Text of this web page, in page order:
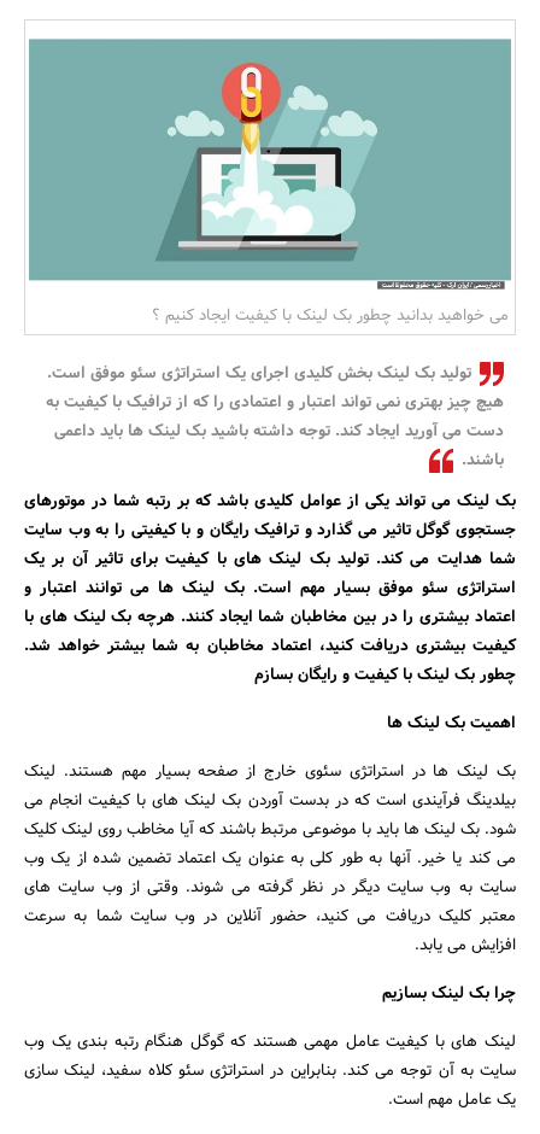
بانک، بیمه و سرمایه
می خواهید بدانید چطور بک لینک با کیفیت ایجاد کنیم ؟
تولید بک لینک بخش کلیدی اجرای یک استراتژی سئو موفق است.
هیچ چیز بهتری نمی تواند اعتبار و اعتمادی را که از ترافیک با کیفیت به
دست می آورید ایجاد کند. توجه داشته باشید بک لینک ها باید داعمی
باشند.
بک لینک می تواند یکی از عوامل کلیدی باشد که بر رتبه شما در موتورهای
جستجوی گوگل تاثیر می گذارد و ترافیک رایگان و با کیفیتی را به وب سایت
شما هدایت می کند. تولید بک لینک های با کیفیت برای تاثیر آن بر یک
استراتژی سئو موفق بسیار مهم است. بک لینک ها می توانند اعتبار و
اعتماد بیشتری را در بین مخاطبان شما ایجاد کنند. هرچه بک لینک های با
کیفیت بیشتری دریافت کنید، اعتماد مخاطبان به شما بیشتر خواهد شد.
چطور بک لینک با کیفیت و رایگان بسازم
اهمیت بک لینک ها
بک لینک ها در استراتژی سئوی خارج از صفحه بسیار مهم هستند. لینک
بیلدینگ فرآیندی است که در بدست آوردن بک لینک های با کیفیت انجام می
شود. بک لینک ها باید با موضوعی مرتبط باشند که آیا مخاطب روی لینک کلیک
می کند یا خیر. آنها به طور کلی به عنوان یک اعتماد تضمین شده از یک وب
سایت به وب سایت دیگر در نظر گرفته می شوند. وقتی از وب سایت های
معتبر کلیک دریافت می کنید، حضور آنلاین در وب سایت شما به سرعت
افزایش می یابد.
چرا بک لینک بسازیم
لینک های با کیفیت عامل مهمی هستند که گوگل هنگام رتبه بندی یک وب
سایت به آن توجه می کند. بنابراین در استراتژی سئو کلاه سفید، لینک سازی
یک عامل مهم است.